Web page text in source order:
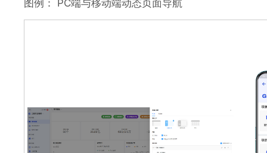
图例： PC端与移动端动态页面导航